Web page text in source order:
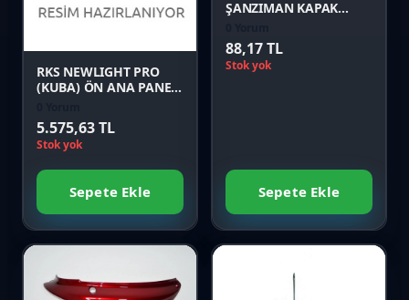
RKS NEWLIGHT PRO
(KUBA) ÖN ANA PANEL
5.575,63 TL
Stok yok
Sepete Ekle
ŞANZIMAN KAPAK
88,17 TL
Stok yok
Sepete Ekle
Favori
Karşılaştır
Favori
Karşılaştır